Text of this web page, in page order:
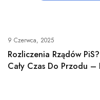
9 Czerwca, 2025
Rozliczenia Rządów
Cały Czas Do Przodu –